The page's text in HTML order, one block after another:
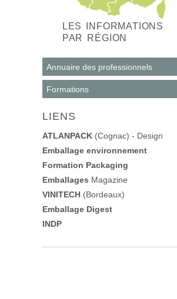
LES INFORMATIONS
PAR RÉGION
Annuaire des professionnels
Formations
LIENS
ATLANPACK (Cognac) - Design
Emballage environnement
Formation Packaging
Emballages Magazine
VINITECH (Bordeaux)
Emballage Digest
INDP